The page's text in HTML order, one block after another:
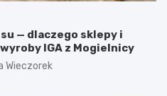
— dlaczego sklepy i
IGA z Mogielnicy
Wieczorek